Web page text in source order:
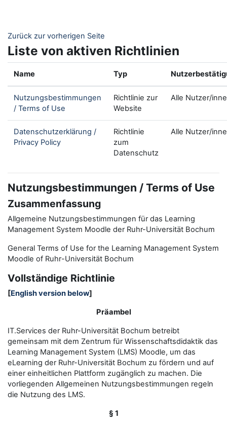
Zurück zur vorherigen Seite
Liste von aktiven Richtlinien
Name Typ
Nutzungsbestimmungen
/ Terms of Use
Richtlinie zur
Website
Alle Nutzer/
Datenschutzerklärung /
Privacy Policy
Richtlinie
zum
Datenschutz
Alle Nutzer/
Nutzungsbestimmungen / Terms of Use
Zusammenfassung
Allgemeine Nutzungsbestimmungen für das Learning
Management System Moodle der Ruhr-Universität Bochum
General Terms of Use for the Learning Management System
Moodle of Ruhr-Universität Bochum
Vollständige Richtlinie
[English version below]
Präambel
IT.Services der Ruhr-Universität Bochum betreibt
gemeinsam mit dem Zentrum für Wissenschaftsdidaktik das
Learning Management System (LMS) Moodle, um das
eLearning der Ruhr-Universität Bochum zu fördern und auf
einer einheitlichen Plattform zugänglich zu machen. Die
vorliegenden Allgemeinen Nutzungsbestimmungen regeln
die Nutzung des LMS.
§ 1